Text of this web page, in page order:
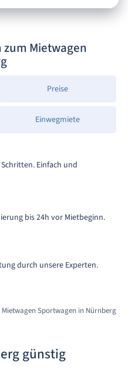
Mietwagen
Preise
Einwegmiete
Einfach und
bis 24h vor Mietbeginn.
durch unsere Experten.
Mietwagen Sportwagen in Nürnberg
günstig